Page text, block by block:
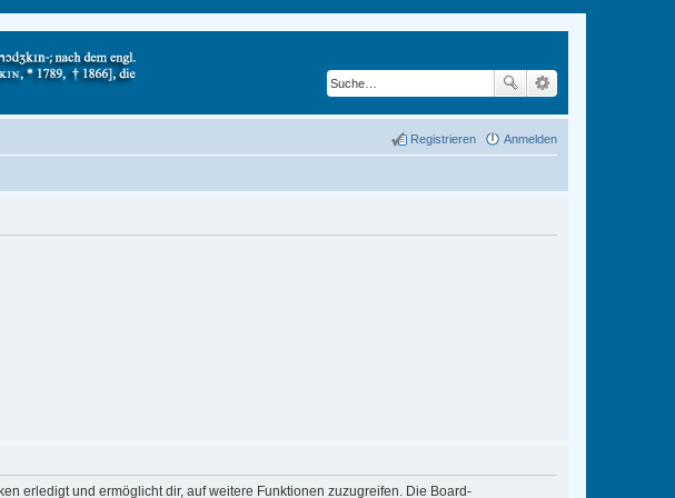
Anmelden
Registrieren
erledigt und ermöglicht dir, auf weitere Funktionen zuzugreifen. Die Board-